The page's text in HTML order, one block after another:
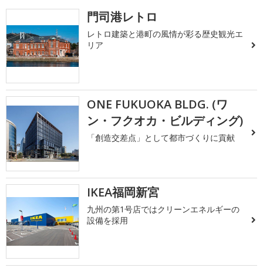
門司港レトロ
レトロ建築と港町の風情が彩る歴史観光エ
リア
ONE FUKUOKA BLDG. (ワ
ン・フクオカ・ビルディング)
「創造交差点」として都市づくりに貢献
IKEA福岡新宮
九州の第1号店ではクリーンエネルギーの
設備を採用